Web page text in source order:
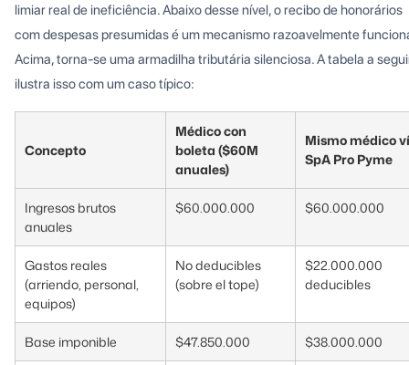
limiar real de ineficiência. Abaixo desse nível, o recibo de honorários
com despesas presumidas é um mecanismo razoavelmente
Acima, torna-se uma armadilha tributária silenciosa. A tabela a
ilustra isso com um caso típico:
Concepto
Médico con
boleta ($60M
anuales)
Mismo médico
SpA Pro Pyme
Ingresos brutos
anuales
$60.000.000 $60.000.000
Gastos reales
(arriendo, personal,
equipos)
No deducibles
(sobre el tope)
$22.000.000
deducibles
Base imponible $47.850.000 $38.000.000